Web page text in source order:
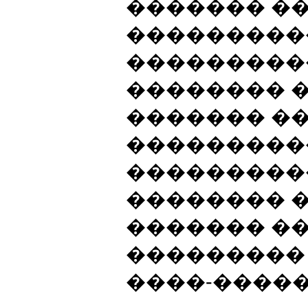
�������
��������
�������
��������
�������
���������
����-